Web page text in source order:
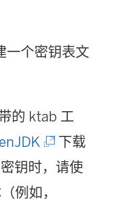
一个密钥表文
的 ktab 工
(
链
接
下载
钥时，请使
例如，